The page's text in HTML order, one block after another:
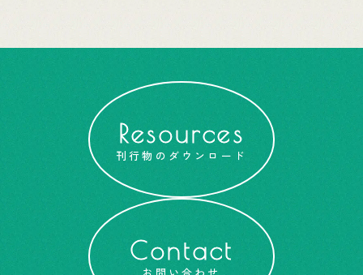
Resources
刊行物のダウンロード
Contact